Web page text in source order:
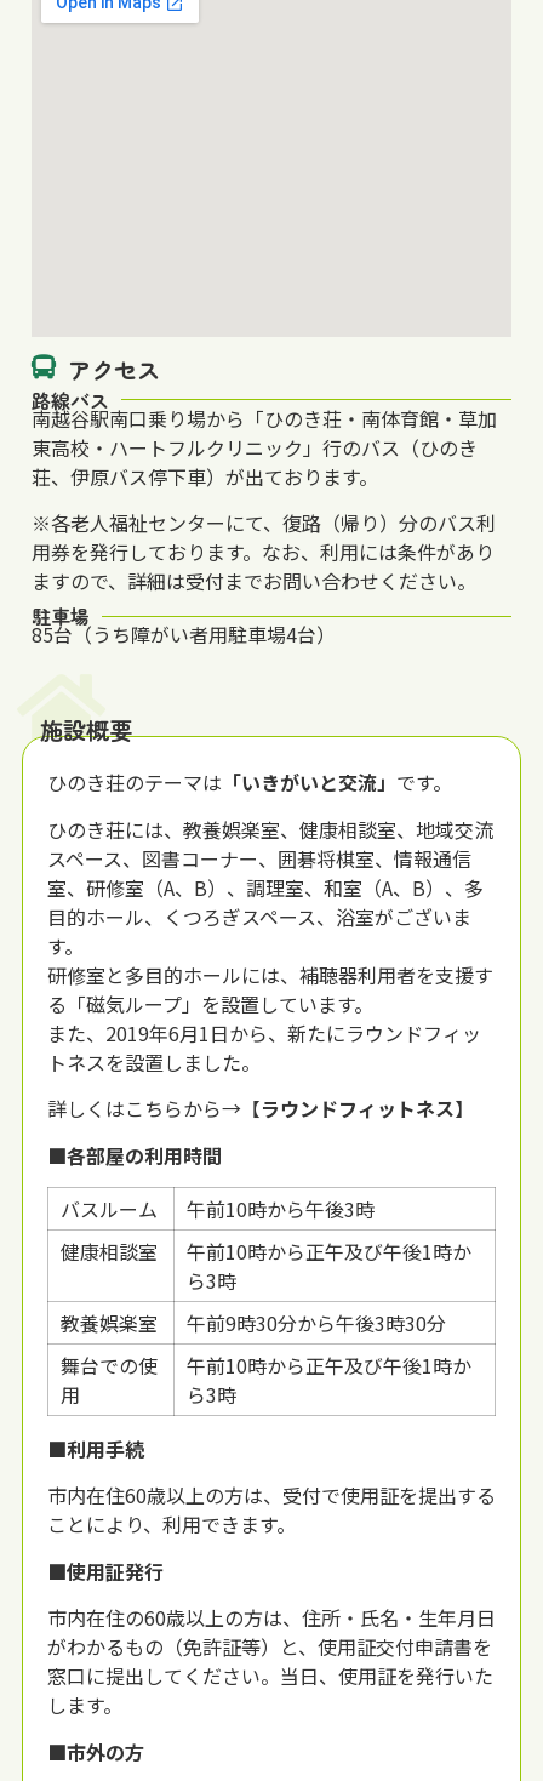
アクセス
路線バス
南越谷駅南口乗り場から「ひのき荘・南体育館・草加
東高校・ハートフルクリニック」行のバス（ひのき
荘、伊原バス停下車）が出ております。
※各老人福祉センターにて、復路（帰り）分のバス利
用券を発行しております。なお、利用には条件があり
ますので、詳細は受付までお問い合わせください。
駐車場
85台（うち障がい者用駐車場4台）
施設概要
ひのき荘のテーマは 「いきがいと交流」 です。
ひのき荘には、教養娯楽室、健康相談室、地域交流
スペース、図書コーナー、囲碁将棋室、情報通信
室、研修室（A、B）、調理室、和室（A、B）、多
目的ホール、くつろぎスペース、浴室がございま
す。
研修室と多目的ホールには、補聴器利用者を支援す
る「磁気ループ」を設置しています。
また、2019年6月1日から、新たにラウンドフィッ
トネスを設置しました。
詳しくはこちらから→【ラウンドフィットネス】
■各部屋の利用時間
バスルーム
午前10時から午後3時
健康相談室
午前10時から正午及び午後1時か
ら3時
教養娯楽室
午前9時30分から午後3時30分
舞台での使
用
午前10時から正午及び午後1時か
ら3時
■利用手続
市内在住60歳以上の方は、受付で使用証を提出する
ことにより、利用できます。
■使用証発行
市内在住の60歳以上の方は、住所・氏名・生年月日
がわかるもの（免許証等）と、使用証交付申請書を
窓口に提出してください。当日、使用証を発行いた
します。
■市外の方